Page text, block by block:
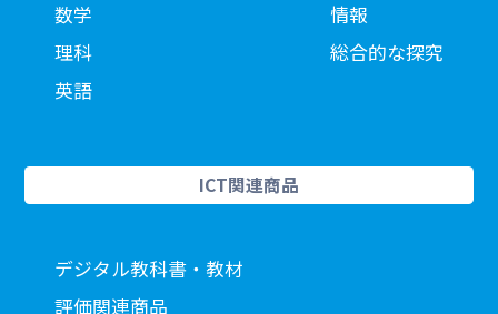
数学
理科
英語
情報
総合的な探究
ICT関連商品
デジタル教科書・教材
評価関連商品